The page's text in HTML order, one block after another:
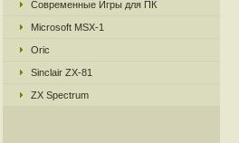
Современные Игры для ПК
Microsoft MSX-1
Oric
Sinclair ZX-81
ZX Spectrum